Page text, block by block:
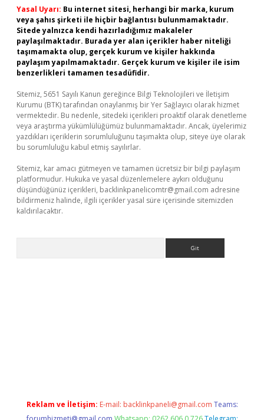
Yasal Uyarı: Bu internet sitesi, herhangi bir marka, kurum
veya şahıs şirketi ile hiçbir bağlantısı bulunmamaktadır.
Sitede yalnızca kendi hazırladığımız makaleler
paylaşılmaktadır. Burada yer alan içerikler haber niteliği
taşımamakta olup, gerçek kurum ve kişiler hakkında
paylaşım yapılmamaktadır. Gerçek kurum ve kişiler ile isim
benzerlikleri tamamen tesadüfidir.
Sitemiz, 5651 Sayılı Kanun gereğince Bilgi Teknolojileri ve İletişim
Kurumu (BTK) tarafından onaylanmış bir Yer Sağlayıcı olarak hizmet
vermektedir. Bu nedenle, sitedeki içerikleri proaktif olarak denetleme
veya araştırma yükümlülüğümüz bulunmamaktadır. Ancak, üyelerimiz
yazdıkları içeriklerin sorumluluğunu taşımakta olup, siteye üye olarak
bu sorumluluğu kabul etmiş sayılırlar.
Sitemiz, kar amacı gütmeyen ve tamamen ücretsiz bir bilgi paylaşım
platformudur. Hukuka ve yasal düzenlemelere aykırı olduğunu
düşündüğünüz içerikleri, backlinkpanelicomtr@gmail.com adresine
bildirmeniz halinde, ilgili içerikler yasal süre içerisinde sitemizden
kaldırılacaktır.
Reklam ve İletişim: E-mail: backlinkpaneli@gmail.com Teams: